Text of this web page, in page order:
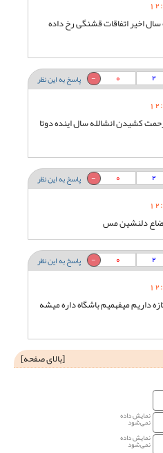
اخیر اتفاقات قشنگی رخ داده
پاسخ به این نظر 0
2
کشیدن انشالله سال اینده دوتا
پاسخ به این نظر 0
2
دلنشین مس
پاسخ به این نظر 0
2
داریم میفهمیم باشگاه داره میشه
[بالای صفحه]
نمایش داده
نمی‌شود
نمایش داده
نمی‌شود